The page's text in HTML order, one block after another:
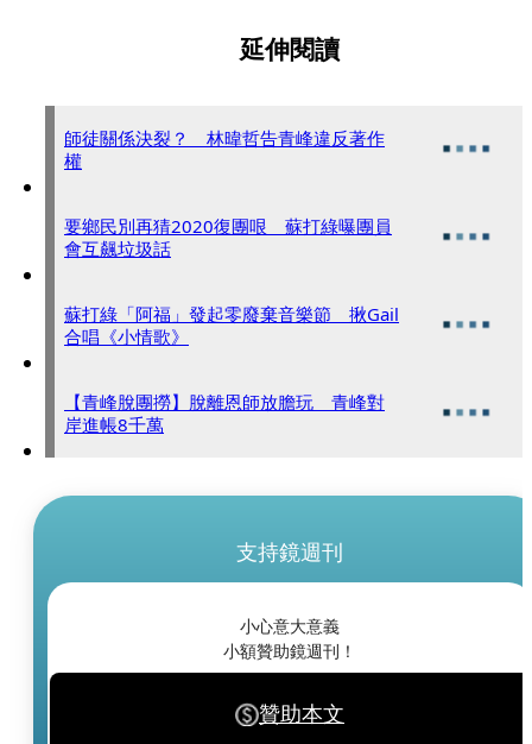
延伸閱讀
師徒關係決裂？ 林暐哲告青峰違反著作
權
要鄉民別再猜2020復團哏 蘇打綠曝團員
會互飆垃圾話
蘇打綠「阿福」發起零廢棄音樂節 揪Gail
合唱《小情歌》
【青峰脫團撈】脫離恩師放膽玩 青峰對
岸進帳8千萬
支持鏡週刊
小心意大意義
小額贊助鏡週刊！
贊助本文